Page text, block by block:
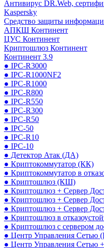
Антивирус DR.Web,
Kaspersky
Средство защиты
АПКШ Континент
ЦУС Континент
Криптошлюз Континент
Континент 3.9
● IPC-R3000
● IPC-R1000NF2
● IPC-R1000
● IPC-R800
● IPC-R550
● IPC-R300
● IPC-R50
● IPC-50
● IPC-R10
● IPC-10
● Детектор Атак (ДА)
● Криптокоммутатор (КК)
● Криптокоммутатор в
● Криптошлюз (КШ)
● Криптошлюз + Сервер
● Криптошлюз + Сервер
● Криптошлюз + Сервер
● Криптошлюз в
● Криптошлюз с сервером
● Центр Управления Сетью
● Центр Управления Сетью